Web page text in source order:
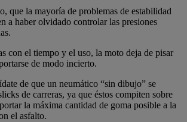
que la mayoría de problemas de estabilidad
a haber olvidado controlar las presiones
con el tiempo y el uso, la moto deja de pisar
de modo incierto.
de que un neumático “sin dibujo” se
de carreras, ya que éstos compiten sobre
la máxima cantidad de goma posible a la
el asfalto.